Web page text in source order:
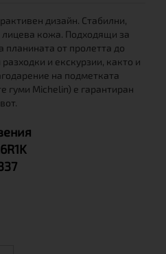
дизайн. Стабилни,
кожа. Подходящи за
планината от пролетта до
и екскурзии, както и
на подметката
гуми Michelin) е гарантиран